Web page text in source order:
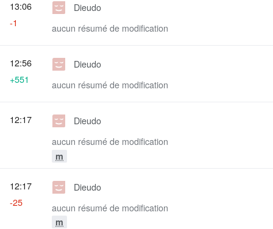
Dieudo
aucun résumé de modification
13:06
-1
Dieudo
aucun résumé de modification
12:56
+551
Dieudo
aucun résumé de modification
m
12:17
Dieudo
aucun résumé de modification
m
12:17
-25